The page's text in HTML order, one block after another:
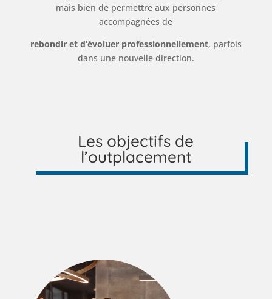
mais bien de permettre aux personnes
accompagnées de
rebondir et d’évoluer professionnellement, parfois
dans une nouvelle direction.
Les objectifs de
l’outplacement